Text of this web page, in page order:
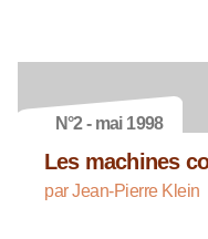
N°2 - mai 1998
Les machines
par Jean-Pierre Klein